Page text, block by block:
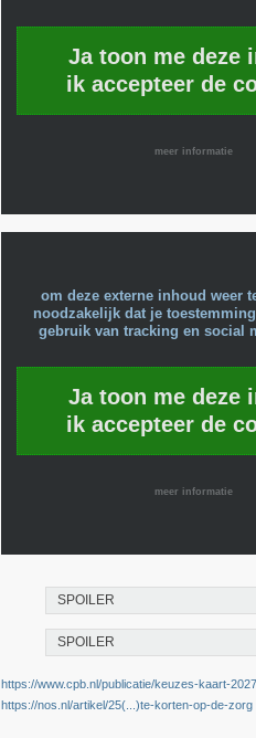
Ja toon me deze
ik accepteer de
meer informatie
om deze externe inhoud weer
noodzakelijk dat je
gebruik van tracking en social
Ja toon me deze
ik accepteer de
meer informatie
SPOILER
SPOILER
https://www.cpb.nl/publicatie/keuzes-kaart-
https://nos.nl/artikel/25(...)te-korten-op-de-zorg